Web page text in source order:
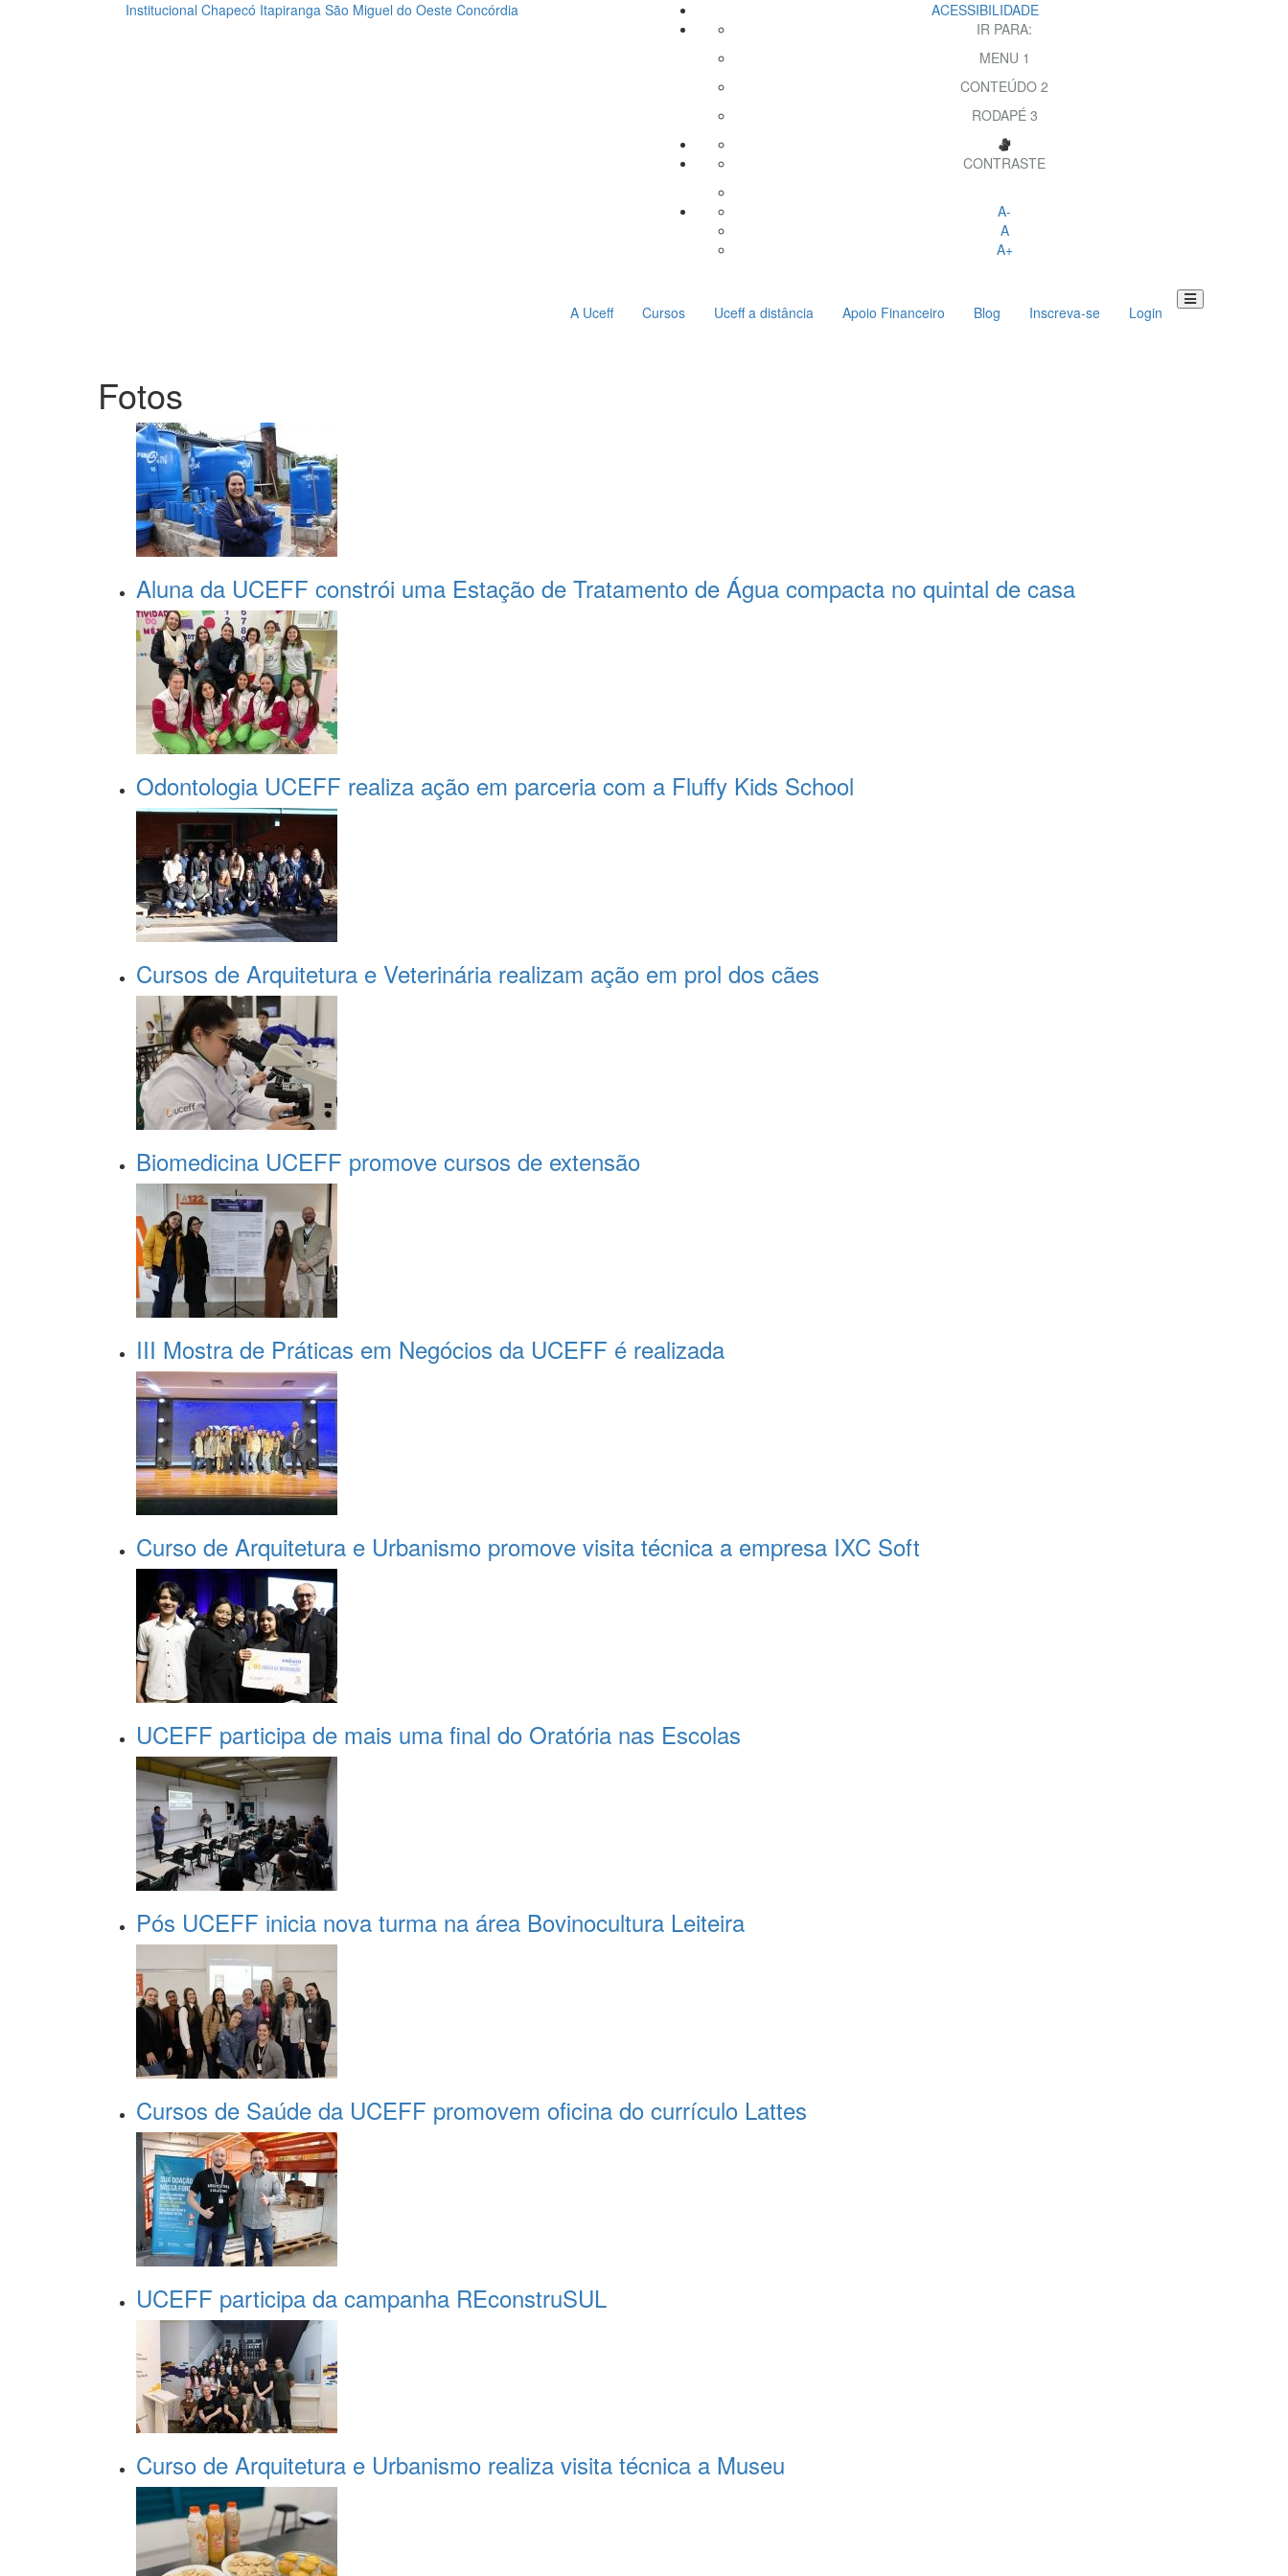
Institucional Chapecó Itapiranga São Miguel do Oeste Concórdia
ACESSIBILIDADE
IR PARA:
MENU 1
CONTEÚDO 2
RODAPÉ 3
CONTRASTE
A-
A
A+
A Uceff
Cursos Uceff a distância Apoio Financeiro Blog Inscreva-se Login
Toggle
Fotos
Aluna da UCEFF constrói uma Estação de Tratamento de Água compacta no quintal de casa
Odontologia UCEFF realiza ação em parceria com a Fluffy Kids School
Cursos de Arquitetura e Veterinária realizam ação em prol dos cães
Biomedicina UCEFF promove cursos de extensão
III Mostra de Práticas em Negócios da UCEFF é realizada
Curso de Arquitetura e Urbanismo promove visita técnica a empresa IXC Soft
UCEFF participa de mais uma final do Oratória nas Escolas
Pós UCEFF inicia nova turma na área Bovinocultura Leiteira
Cursos de Saúde da UCEFF promovem oficina do currículo Lattes
UCEFF participa da campanha REconstruSUL
Curso de Arquitetura e Urbanismo realiza visita técnica a Museu